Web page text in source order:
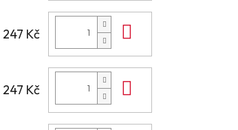
247 Kč
247 Kč